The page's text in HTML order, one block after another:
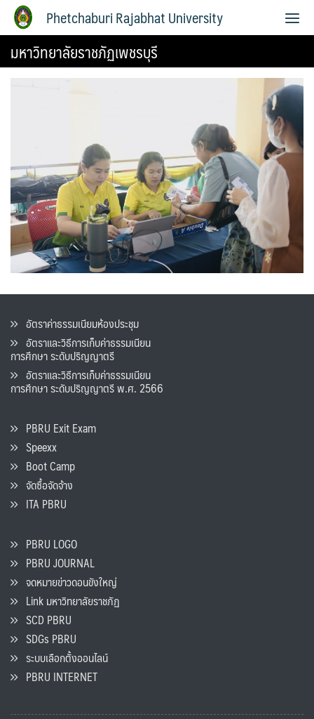
Phetchaburi Rajabhat University
มหาวิทยาลัยราชภัฏเพชรบุรี
อัตราค่าธรรมเนียมห้องประชุม
อัตราและวิธีการเก็บค่าธรรมเนียน
การศึกษา ระดับปริญญาตรี
อัตราและวิธีการเก็บค่าธรรมเนียน
การศึกษา ระดับปริญญาตรี พ.ศ. 2566
PBRU Exit Exam
Speexx
Boot Camp
จัดซื้อจัดจ้าง
ITA PBRU
PBRU LOGO
PBRU JOURNAL
จดหมายข่าวดอนขังใหญ่
Link มหาวิทยาลัยราชภัฏ
SCD PBRU
SDGs PBRU
ระบบเลือกตั้งออนไลน์
PBRU INTERNET